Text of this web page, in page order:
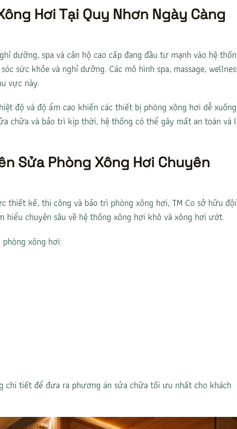
Hơi Tại Quy Nhơn Ngày Càng
dưỡng, spa và căn hộ cao cấp đang đầu tư mạnh vào hệ
sức khỏe và nghỉ dưỡng. Các mô hình spa, massage,
vực này.
độ và độ ẩm cao khiến các thiết bị phòng xông hơi dễ xuống
chữa và bảo trì kịp thời, hệ thống có thể gây mất an toàn và
Sửa Phòng Xông Hơi Chuyên
thiết kế, thi công và bảo trì phòng xông hơi, TM Co sở hữu đội
hiểu chuyên sâu về hệ thống xông hơi khô và xông hơi ướt.
xông hơi:
tiết để đưa ra phương án sửa chữa tối ưu nhất cho khách